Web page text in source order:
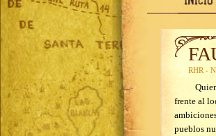
RHR -
Quien
frente al
pueblos